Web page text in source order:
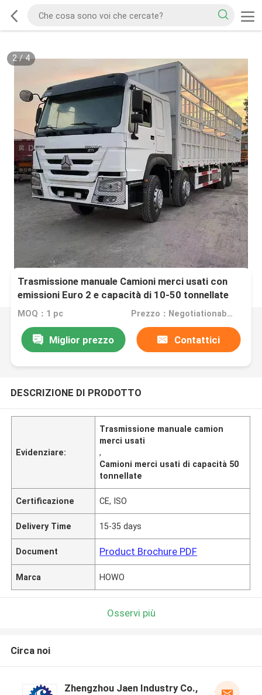
2/4
Trasmissione manuale Camioni merci usati con
emissioni Euro 2 e capacità di 10-50 tonnellate
MOQ：1 pc Prezzo：Negotiationable
Miglior prezzo Contattici
DESCRIZIONE DI PRODOTTO
Evidenziare:
Trasmissione manuale camion
merci usati
,
Camioni merci usati di capacità 50
tonnellate
Certificazione CE, ISO
Delivery Time 15-35 days
Document Product Brochure PDF
Marca HOWO
Osservi più
Circa noi
Zhengzhou Jaen Industry Co.,